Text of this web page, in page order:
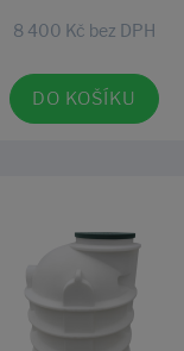
8 400 Kč bez DPH
DO KOŠÍKU